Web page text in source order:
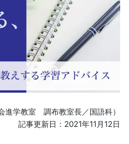
進学教室 調布教室長／国語科）
記事更新日：2021年11月12日